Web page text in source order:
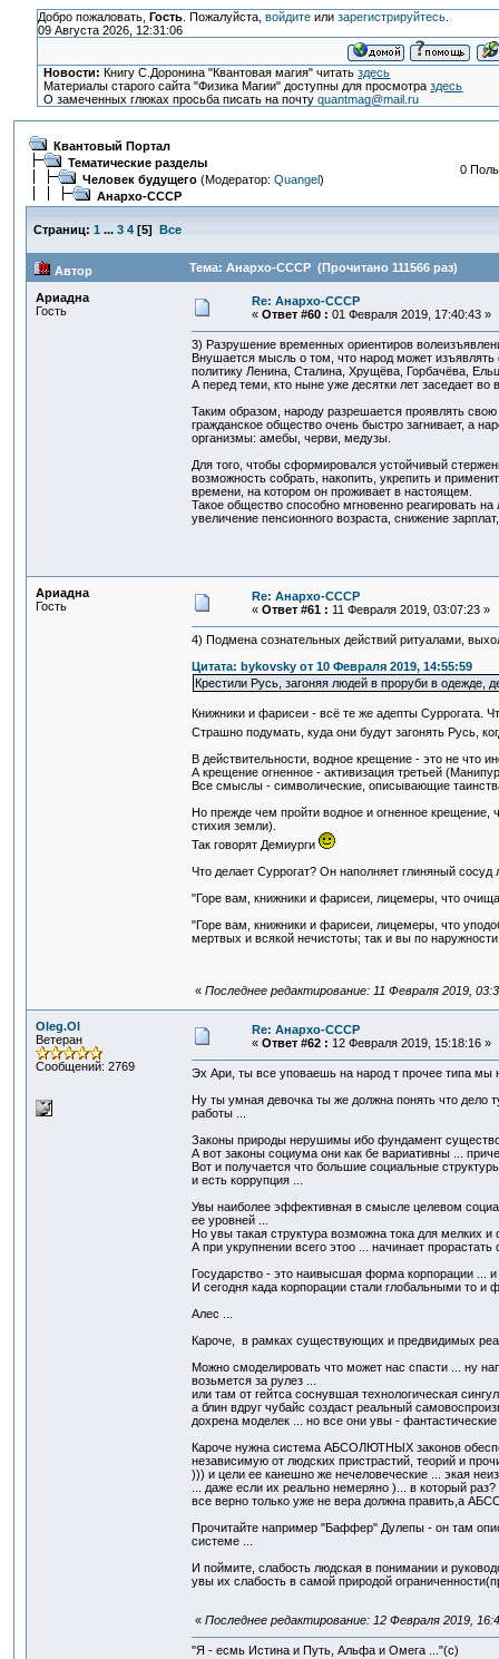
Добро пожаловать, Гость. Пожалуйста, войдитеили зарегистрируйтесь.
09 Августа 2026, 12:31:06
Новости: Книгу С.Доронина "Квантовая магия" читатьздесь
Материалы старого сайта "Физика Магии" доступны для просмотраздесь
О замеченных глюках просьба писать на почтуquantmag@mail.ru
Квантовый Портал
Тематические разделы
Человек будущего(Модератор: Quangel)
Анархо-СССР
0
Страниц: 1 ... 3 4[5] Все
Автор Тема: Анархо-СССР (Прочитано 111566 раз)
Ариадна
Гость
Re: Анархо-СССР
« Ответ #60 : 01 Февраля 2019, 17:40:43 »
3) Разрушение временных ориентиров
Внушается мысль о том, что народ может
политику Ленина, Сталина, Хрущёва, Горбачёва,
А перед теми, кто ныне уже десятки лет заседает во
Таким образом, народу разрешается проявлять
гражданское общество очень быстро загнивает, а
организмы: амебы, черви, медузы.
Для того, чтобы сформировался устойчивый
возможность собрать, накопить, укрепить и
времени, на котором он проживает в настоящем.
Такое общество способно мгновенно реагировать
увеличение пенсионного возраста, снижение
Ариадна
Гость
Re: Анархо-СССР
« Ответ #61 : 11 Февраля 2019, 03:07:23 »
4) Подмена сознательных действий ритуалами,
Цитата: bykovsky от 10 Февраля 2019, 14:55:59
Крестили Русь, загоняя людей в проруби в одежде,
Книжники и фарисеи - всё те же адепты Суррогата.
Страшно подумать, куда они будут загонять Русь,
В действительности, водное крещение - это не что
А крещение огненное - активизация третьей
Все смыслы - символические, описывающие
Но прежде чем пройти водное и огненное
стихия земли).
Так говорят Демиурги
Что делает Суррогат? Он наполняет глиняный
"Горе вам, книжники и фарисеи, лицемеры, что
"Горе вам, книжники и фарисеи, лицемеры, что
мертвых и всякой нечистоты; так и вы по
« Последнее редактирование: 11 Февраля 2019,
Oleg.Ol
Ветеран
Сообщений: 2769
Re: Анархо-СССР
« Ответ #62 : 12 Февраля 2019, 15:18:16 »
Эх Ари, ты все уповаешь на народ т прочее типа
Ну ты умная девочка ты же должна понять что дело
работы ...
Законы природы нерушимы ибо фундамент
А вот законы социума они как бе вариативны ...
Вот и получается что большие социальные
и есть коррупция ...
Увы наиболее эффективная в смысле целевом
ее уровней ...
Но увы такая структура возможна тока для мелких
А при укрупнении всего этоо ... начинает прорастать
Государство - это наивысшая форма корпорации ...
И сегодня када корпорации стали глобальными то и
Алес ...
Кароче, в рамках существующих и предвидимых
Можно смоделировать что может нас спасти ... ну
возьмется за рулез ...
или там от гейтса соснувшая технологическая
а блин вдруг чубайс создаст реальный
дохрена моделек ... но все они увы - фантастические
Кароче нужна система АБСОЛЮТНЫХ законов
независимую от людских пристрастий, теорий и
))) и цели ее канешно же нечеловеческие ... экая
... даже если их реально немеряно )... в который
все верно только уже не вера должна править,а
Прочитайте например "Баффер" Дулепы - он там
системе ...
И поймите, слабость людская в понимании и
увы их слабость в самой природой
« Последнее редактирование: 12 Февраля 2019,
"Я - есмь Истина и Путь, Альфа и Омега ..."(с)